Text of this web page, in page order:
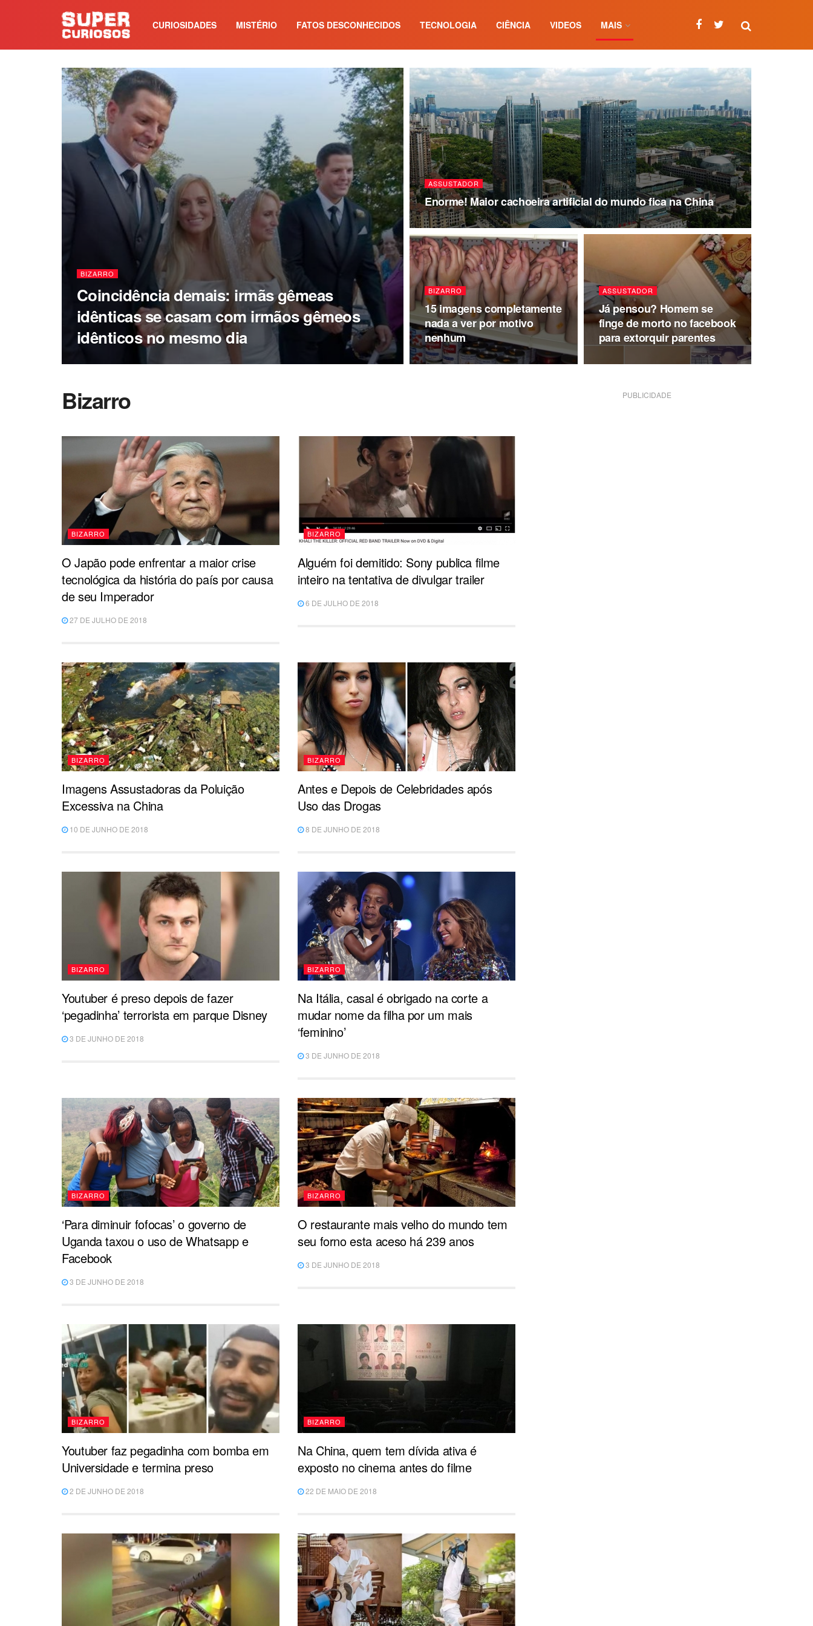
CURIOSIDADES MISTÉRIO FATOS DESCONHECIDOS TECNOLOGIA CIÊNCIA VIDEOS MAIS
BIZARRO
Coincidência demais: irmãs gêmeas
idênticas se casam com irmãos gêmeos
idênticos no mesmo dia
ASSUSTADOR
Enorme! Maior cachoeira artificial do mundo fica na China
BIZARRO
15 imagens completamente
nada a ver por motivo
nenhum
ASSUSTADOR
Já pensou? Homem se
finge de morto no facebook
para extorquir parentes
Bizarro
BIZARRO
O Japão pode enfrentar a maior crise
tecnológica da história do país por causa
de seu Imperador
27 DE JULHO DE 2018
BIZARRO
Alguém foi demitido: Sony publica filme
inteiro na tentativa de divulgar trailer
6 DE JULHO DE 2018
BIZARRO
Imagens Assustadoras da Poluição
Excessiva na China
10 DE JUNHO DE 2018
BIZARRO
Antes e Depois de Celebridades após
Uso das Drogas
8 DE JUNHO DE 2018
BIZARRO
Youtuber é preso depois de fazer
‘pegadinha’ terrorista em parque Disney
3 DE JUNHO DE 2018
BIZARRO
Na Itália, casal é obrigado na corte a
mudar nome da filha por um mais
‘feminino’
3 DE JUNHO DE 2018
BIZARRO
‘Para diminuir fofocas’ o governo de
Uganda taxou o uso de Whatsapp e
Facebook
3 DE JUNHO DE 2018
BIZARRO
O restaurante mais velho do mundo tem
seu forno esta aceso há 239 anos
3 DE JUNHO DE 2018
BIZARRO
Youtuber faz pegadinha com bomba em
Universidade e termina preso
2 DE JUNHO DE 2018
BIZARRO
Na China, quem tem dívida ativa é
exposto no cinema antes do filme
22 DE MAIO DE 2018
PUBLICIDADE